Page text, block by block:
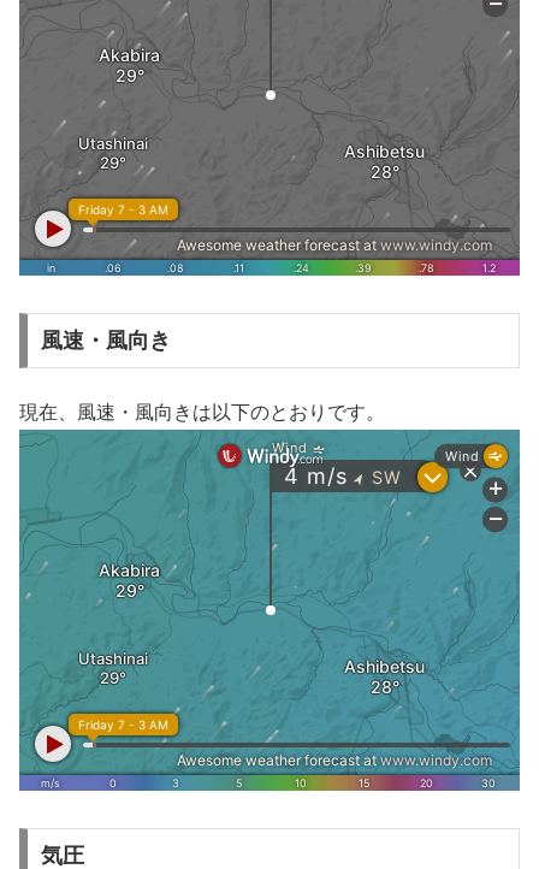
風速・風向き
現在、風速・風向きは以下のとおりです。
気圧